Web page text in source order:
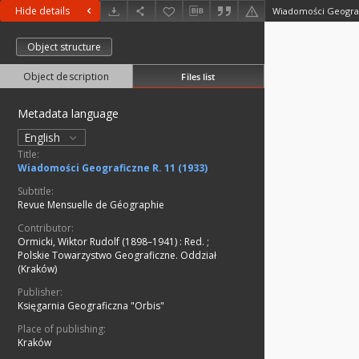
Hide details Wiadomości
Object structure
Object description Files list
Metadata language
English
Title:
Wiadomości Geograficzne R. 11 (1933)
Subtitle:
Revue Mensuelle de Géographie
Contributor:
Ormicki, Wiktor Rudolf (1898–1941) : Red. ;
Polskie Towarzystwo Geograficzne. Oddział
(Kraków)
Publisher:
Księgarnia Geograficzna "Orbis"
Place of publishing:
Kraków